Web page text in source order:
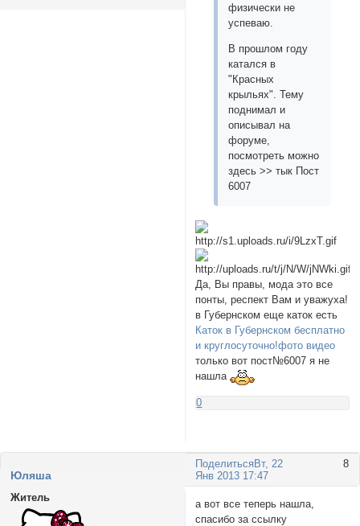
физически не
успеваю.
В прошлом году
катался в
"Красных
крыльях". Тему
поднимал и
описывал на
форуме,
посмотреть можно
здесь >> тык Пост
6007
Да, Вы правы, мода это все
понты, респект Вам и уважуха!
в Губернском еще каток есть
Каток в Губернском бесплатно
и круглосуточно!фото видео
только вот пост№6007 я не
нашла
0
Поделиться 8
Вт, 22
Янв 2013 17:47
Юляша
Житель
а вот все теперь нашла,
спасибо за ссылку